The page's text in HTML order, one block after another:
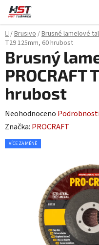
Přejít
obsah
Domů
/Brusivo/Brusné lamelové
T29 125mm, 60 hrubost
Brusný
PROCRAFT
hrubost
Průměrné
hodnocení
produktu
Neohodnoceno
Značka: PROCRAFT
VÍCE ZA MÉNĚ